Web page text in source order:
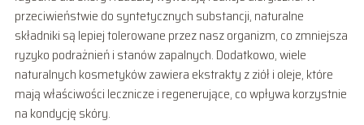
przeciwieństwie do syntetycznych substancji, naturalne
składniki są lepiej tolerowane przez nasz organizm, co zmniejsza
ryzyko podrażnień i stanów zapalnych. Dodatkowo, wiele
naturalnych kosmetyków zawiera ekstrakty z ziół i oleje, które
mają właściwości lecznicze i regenerujące, co wpływa korzystnie
na kondycję skóry.